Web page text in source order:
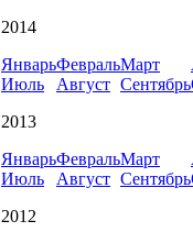
2014
ЯнварьФевральМарт
Июль
Август Сентябрь
2013
ЯнварьФевральМарт
Июль
Август Сентябрь
2012